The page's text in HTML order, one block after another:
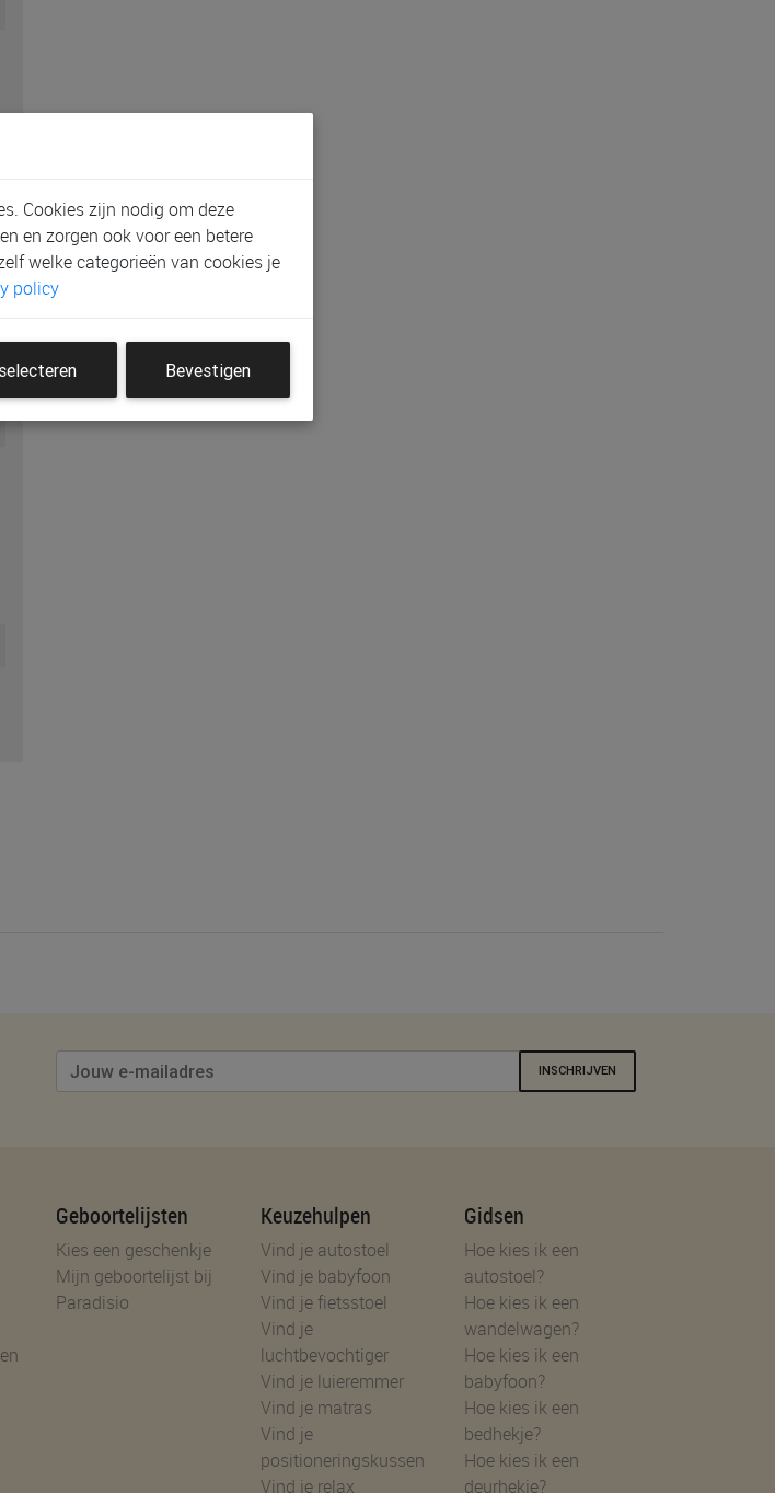
INSCHRIJVEN
Geboortelijsten
Kies een geschenkje
Mijn geboortelijst bij
Paradisio
Keuzehulpen
Vind je autostoel
Vind je babyfoon
Vind je fietsstoel
Vind je
luchtbevochtiger
Vind je luieremmer
Vind je matras
Vind je
positioneringskussen
Vind je relax
Gidsen
Hoe kies ik een
autostoel?
Hoe kies ik een
wandelwagen?
Hoe kies ik een
babyfoon?
Hoe kies ik een
bedhekje?
Hoe kies ik een
deurhekje?
Cookies zijn nodig om deze
en zorgen ook voor een betere
welke categorieën van cookies je
policy
Bevestigen